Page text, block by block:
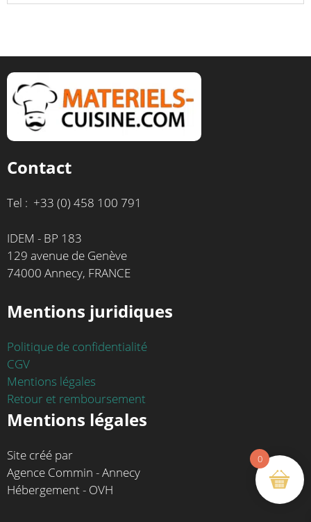
Contact
Tel : +33 (0) 458 100 791
IDEM - BP 183
129 avenue de Genève
74000 Annecy, FRANCE
Mentions juridiques
Politique de confidentialité
CGV
Mentions légales
Retour et remboursement
Mentions légales
Site créé par
Agence Commin - Annecy
Hébergement - OVH
0